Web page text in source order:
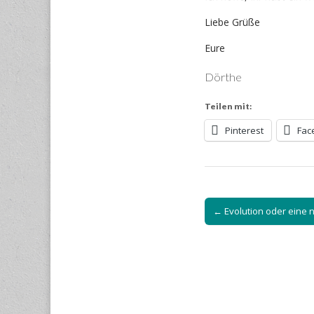
Liebe Grüße
Eure
Dörthe
Teilen mit:
Pinterest
Post
navigation
← Evolution oder eine